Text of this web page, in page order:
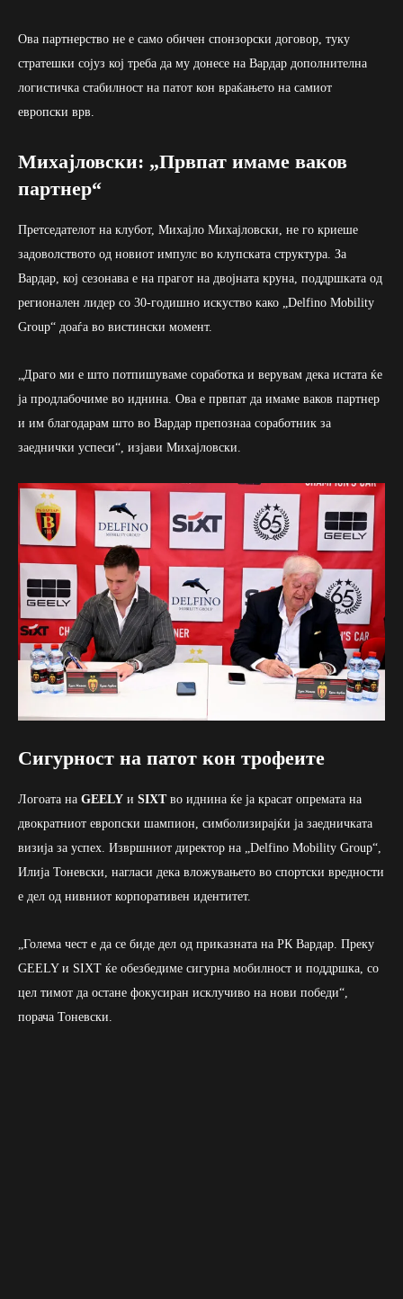
Ова партнерство не е само обичен спонзорски договор, туку
стратешки сојуз кој треба да му донесе на Вардар дополнителна
логистичка стабилност на патот кон враќањето на самиот
европски врв.
Михајловски: „Првпат имаме ваков
партнер“
Претседателот на клубот, Михајло Михајловски, не го криеше
задоволството од новиот импулс во клупската структура. За
Вардар, кој сезонава е на прагот на двојната круна, поддршката од
регионален лидер со 30-годишно искуство како „Delfino Mobility
Group“ доаѓа во вистински момент.
„Драго ми е што потпишуваме соработка и верувам дека истата ќе
ја продлабочиме во иднина. Ова е првпат да имаме ваков партнер
и им благодарам што во Вардар препознаа соработник за
заеднички успеси“, изјави Михајловски.
Сигурност на патот кон трофеите
Логоата на GEELY и SIXTво иднина ќе ја красат опремата на
двократниот европски шампион, симболизирајќи ја заедничката
визија за успех. Извршниот директор на „Delfino Mobility Group“,
Илија Тоневски, нагласи дека вложувањето во спортски вредности
е дел од нивниот корпоративен идентитет.
„Голема чест е да се биде дел од приказната на РК Вардар. Преку
GEELY и SIXT ќе обезбедиме сигурна мобилност и поддршка, со
цел тимот да остане фокусиран исклучиво на нови победи“,
порача Тоневски.